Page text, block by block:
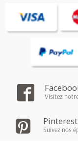
Visitez
Pinterest
Suivez nos